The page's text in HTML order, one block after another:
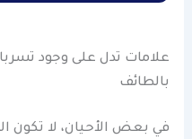
علامات تدل على وجود
بالطائف
في بعض الأحيان، لا تكون